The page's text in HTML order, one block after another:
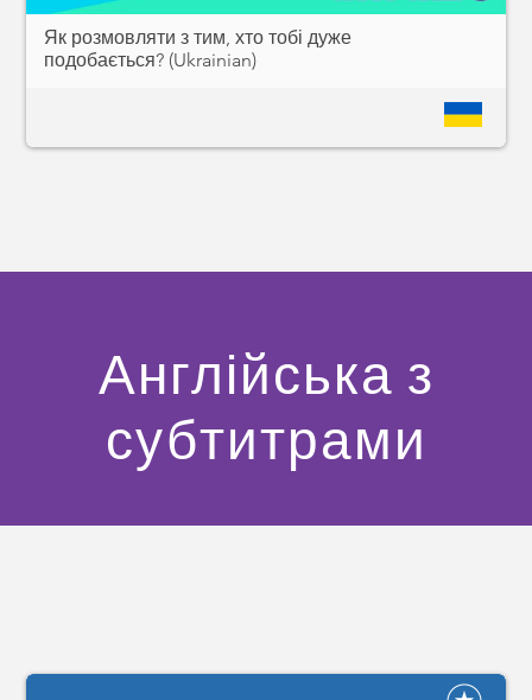
Як розмовляти з тим, хто тобі дуже
подобається? (Ukrainian)
Англійська з
субтитрами